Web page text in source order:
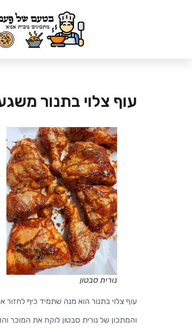
עוף צלוי בתנור
נורית סבטון
עוף צלוי בתנור הוא מנה שתמיד כיף לחזור
והמתכון של נורית סבטון לוקח את המוכר